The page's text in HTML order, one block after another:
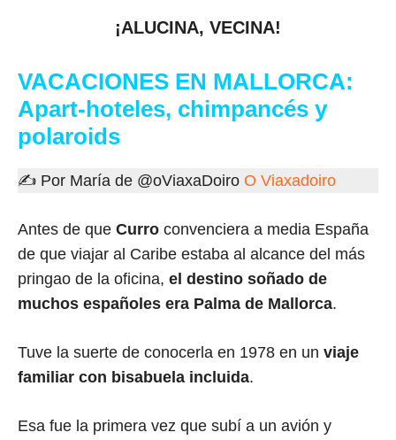
¡ALUCINA, VECINA!
VACACIONES EN MALLORCA:
Apart-hoteles, chimpancés y
polaroids
✍ Por María de @oViaxaDoiro O Viaxadoiro
Antes de que Curro convenciera a media España
de que viajar al Caribe estaba al alcance del más
pringao de la oficina, el destino soñado de
muchos españoles era Palma de Mallorca.
Tuve la suerte de conocerla en 1978 en un viaje
familiar con bisabuela incluida.
Esa fue la primera vez que subí a un avión y